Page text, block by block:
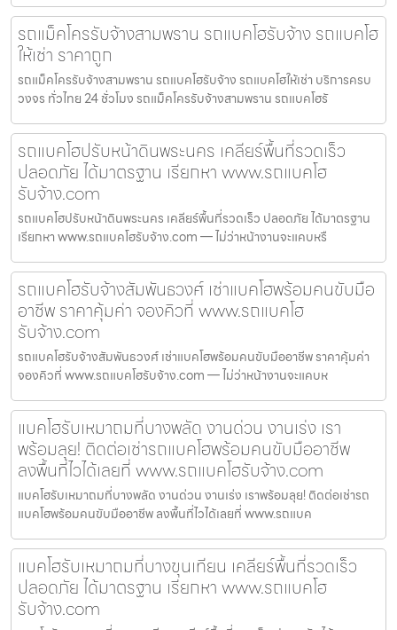
รถแม็คโครรับจ้างสามพราน รถแบคโฮรับจ้าง รถแบคโฮ
ให้เช่า ราคาถูก
รถแม็คโครรับจ้างสามพราน รถแบคโฮรับจ้าง รถแบคโฮให้เช่า บริการครบ
วงจร ทั่วไทย 24 ชั่วโมง รถแม็คโครรับจ้างสามพราน รถแบคโฮรั
รถแบคโฮปรับหน้าดินพระนคร เคลียร์พื้นที่รวดเร็ว
ปลอดภัย ได้มาตรฐาน เรียกหา www.รถแบคโฮ
รับจ้าง.com
รถแบคโฮปรับหน้าดินพระนคร เคลียร์พื้นที่รวดเร็ว ปลอดภัย ได้มาตรฐาน
เรียกหา www.รถแบคโฮรับจ้าง.com — ไม่ว่าหน้างานจะแคบหรื
รถแบคโฮรับจ้างสัมพันธวงศ์ เช่าแบคโฮพร้อมคนขับมือ
อาชีพ ราคาคุ้มค่า จองคิวที่ www.รถแบคโฮ
รับจ้าง.com
รถแบคโฮรับจ้างสัมพันธวงศ์ เช่าแบคโฮพร้อมคนขับมืออาชีพ ราคาคุ้มค่า
จองคิวที่ www.รถแบคโฮรับจ้าง.com — ไม่ว่าหน้างานจะแคบห
แบคโฮรับเหมาถมที่บางพลัด งานด่วน งานเร่ง เรา
พร้อมลุย! ติดต่อเช่ารถแบคโฮพร้อมคนขับมืออาชีพ
ลงพื้นที่ไวได้เลยที่ www.รถแบคโฮรับจ้าง.com
แบคโฮรับเหมาถมที่บางพลัด งานด่วน งานเร่ง เราพร้อมลุย! ติดต่อเช่ารถ
แบคโฮพร้อมคนขับมืออาชีพ ลงพื้นที่ไวได้เลยที่ www.รถแบค
แบคโฮรับเหมาถมที่บางขุนเทียน เคลียร์พื้นที่รวดเร็ว
ปลอดภัย ได้มาตรฐาน เรียกหา www.รถแบคโฮ
รับจ้าง.com